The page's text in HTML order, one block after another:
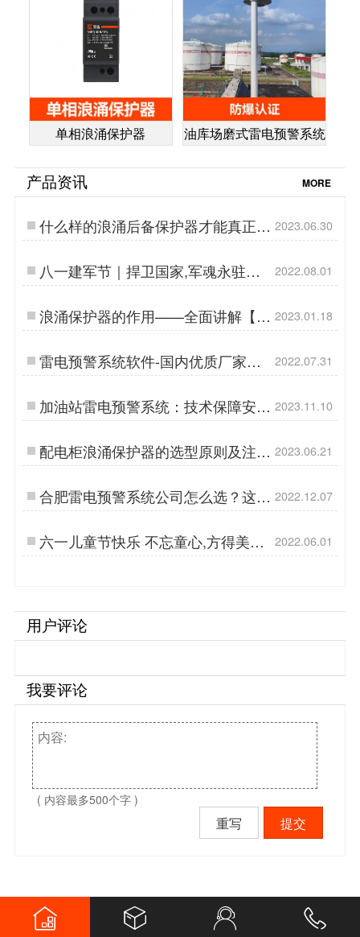
单相浪涌保护器 油库场磨式雷电预警系统
产品资讯 MORE
什么样的浪涌后备保护器才能真正起
到保护作用？点击查看详情-易造防
雷…
2023.06.30
八一建军节｜捍卫国家,军魂永驻
【杭州易造】…
2022.08.01
浪涌保护器的作用——全面讲解【易
造防雷】…
2023.01.18
雷电预警系统软件-国内优质厂家制
造【杭州易造】…
2022.07.31
加油站雷电预警系统：技术保障安
全，智能引领未来-易造防雷…
2023.11.10
配电柜浪涌保护器的选型原则及注意
事项-点击查看-易造防雷…
2023.06.21
合肥雷电预警系统公司怎么选？这几
点要知道！【易造防雷】…
2022.12.07
六一儿童节快乐 不忘童心,方得美好
【杭州易造】…
2022.06.01
用户评论
我要评论
( 内容最多500个字 )
重写 提交